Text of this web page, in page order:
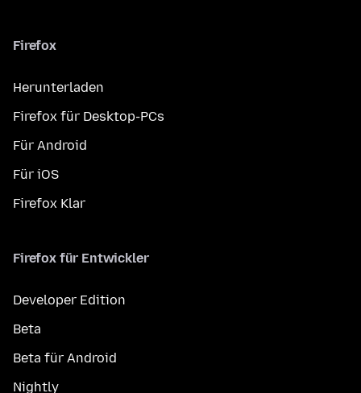
Firefox
Herunterladen
Firefox für Desktop-PCs
Für Android
Für iOS
Firefox Klar
Firefox für Entwickler
Developer Edition
Beta
Beta für Android
Nightly